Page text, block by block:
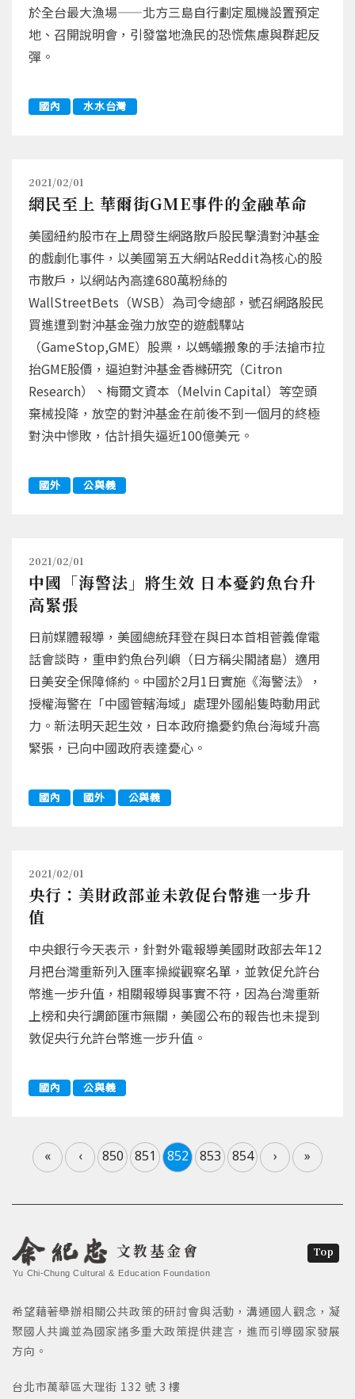
於全台最大漁場——北方三島自行劃定風機設置預定
地、召開說明會，引發當地漁民的恐慌焦慮與群起反
彈。
國內 水水台灣
2021/02/01
網民至上 華爾街GME事件的金融革命
美國紐約股市在上周發生網路散戶股民擊潰對沖基金
的戲劇化事件，以美國第五大網站Reddit為核心的股
市散戶，以網站內高達680萬粉絲的
WallStreetBets（WSB）為司令總部，號召網路股民
買進遭到對沖基金強力放空的遊戲驛站
（GameStop,GME）股票，以螞蟻搬象的手法搶市拉
抬GME股價，逼迫對沖基金香櫞研究（Citron
Research）、梅爾文資本（Melvin Capital）等空頭
棄械投降，放空的對沖基金在前後不到一個月的終極
對決中慘敗，估計損失逼近100億美元。
國外 公與義
2021/02/01
中國「海警法」將生效 日本憂釣魚台升
高緊張
日前媒體報導，美國總統拜登在與日本首相菅義偉電
話會談時，重申釣魚台列嶼（日方稱尖閣諸島）適用
日美安全保障條約。中國於2月1日實施《海警法》，
授權海警在「中國管轄海域」處理外國船隻時動用武
力。新法明天起生效，日本政府擔憂釣魚台海域升高
緊張，已向中國政府表達憂心。
國內 國外 公與義
2021/02/01
央行：美財政部並未敦促台幣進一步升
值
中央銀行今天表示，針對外電報導美國財政部去年12
月把台灣重新列入匯率操縱觀察名單，並敦促允許台
幣進一步升值，相關報導與事實不符，因為台灣重新
上榜和央行調節匯市無關，美國公布的報告也未提到
敦促央行允許台幣進一步升值。
國內 公與義
« ‹ 850 851 852 853 854 › »
文教基金會
Yu Chi-Chung Cultural & Education Foundation
希望藉著舉辦相關公共政策的研討會與活動，溝通國人觀念，凝
聚國人共識並為國家諸多重大政策提供建言，進而引導國家發展
方向。
台北市萬華區大理街 132 號 3 樓
Top